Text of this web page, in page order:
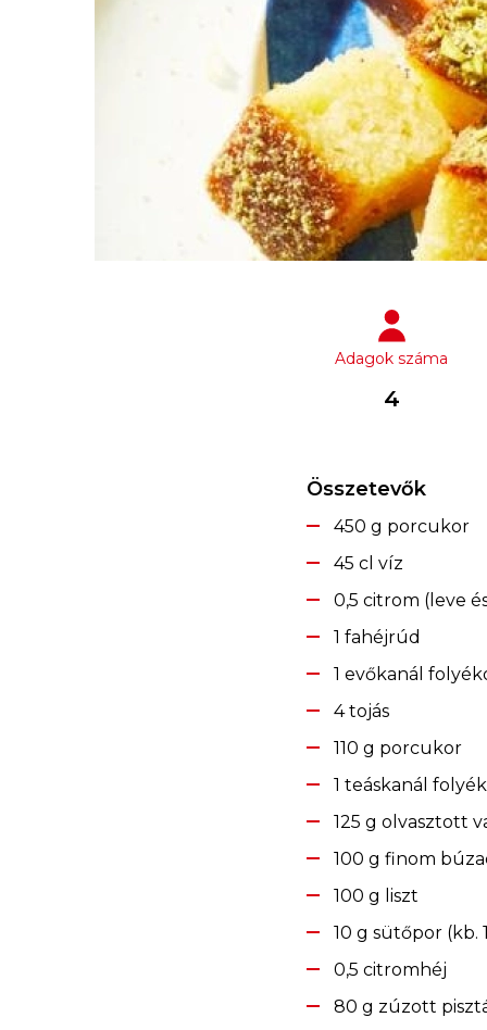
Adagok száma
4
Összetevők
450 g porcukor
45 cl víz
0,5 citrom (leve
1 fahéjrúd
1 evőkanál
4 tojás
110 g porcukor
1 teáskanál
125 g olvasztott
100 g finom
100 g liszt
10 g sütőpor (kb.
0,5 citromhéj
80 g zúzott